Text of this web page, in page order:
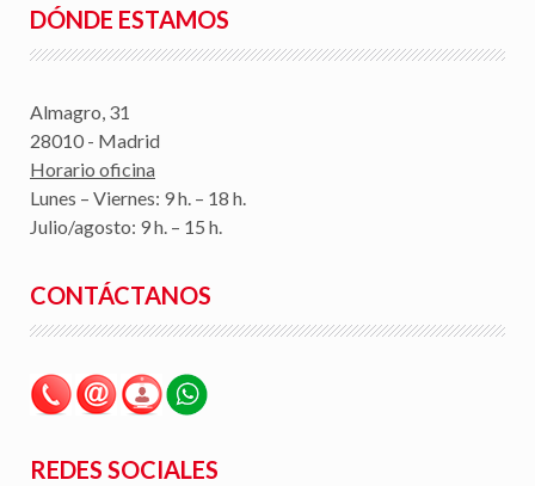
DÓNDE ESTAMOS
Almagro, 31
28010 - Madrid
Horario oficina
Lunes – Viernes: 9 h. – 18 h.
Julio/agosto: 9 h. – 15 h.
CONTÁCTANOS
REDES SOCIALES